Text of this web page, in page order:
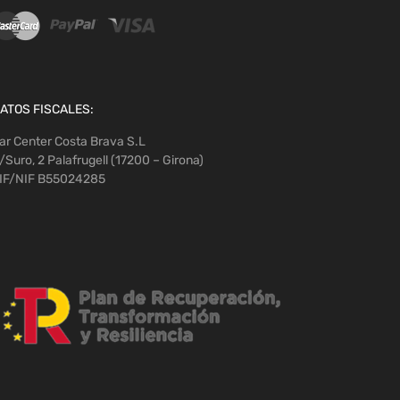
FISCALES:
Center Costa Brava S.L
Suro, 2 Palafrugell (17200 – Girona)
NIF B55024285